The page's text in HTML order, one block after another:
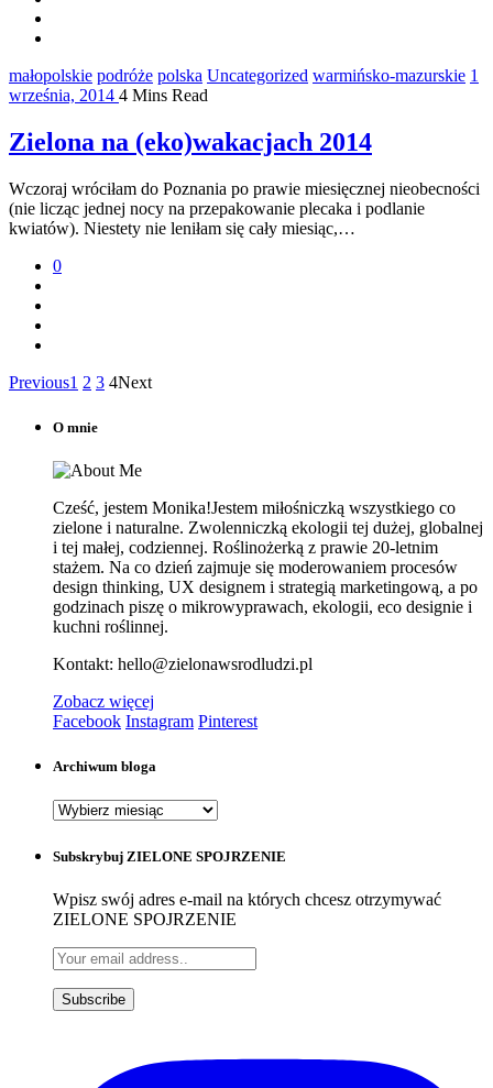
małopolskie podróże polska Uncategorized warmińsko-mazurskie 1
września, 2014 4 Mins Read
Zielona na (eko)wakacjach 2014
Wczoraj wróciłam do Poznania po prawie miesięcznej nieobecności
(nie licząc jednej nocy na przepakowanie plecaka i podlanie
kwiatów). Niestety nie leniłam się cały miesiąc,…
0
Previous1 2 3 4Next
O mnie
Cześć, jestem Monika!Jestem miłośniczką wszystkiego co
zielone i naturalne. Zwolenniczką ekologii tej dużej, globalnej
i tej małej, codziennej. Roślinożerką z prawie 20-letnim
stażem. Na co dzień zajmuje się moderowaniem procesów
design thinking, UX designem i strategią marketingową, a po
godzinach piszę o mikrowyprawach, ekologii, eco designie i
kuchni roślinnej.
Kontakt: hello@zielonawsrodludzi.pl
Zobacz więcej
Facebook Instagram Pinterest
Archiwum bloga
Archiwum
Subskrybuj ZIELONE SPOJRZENIE
Wpisz swój adres e-mail na których chcesz otrzymywać
ZIELONE SPOJRZENIE